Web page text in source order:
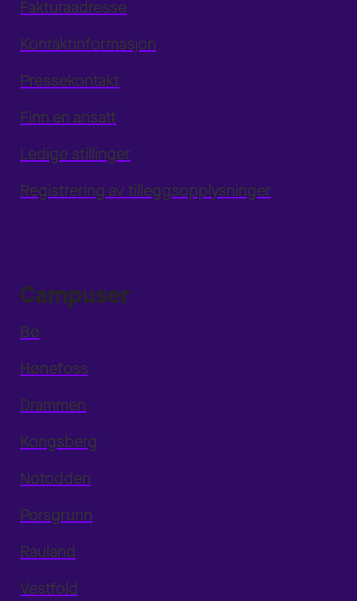
Fakturaadresse
Kontaktinformasjon
Pressekontakt
Finn en ansatt
Ledige stillinger
Registrering av tilleggsopplysninger
Campuser
Bø
Hønefoss
Drammen
Kongsberg
Notodden
Porsgrunn
Rauland
Vestfold